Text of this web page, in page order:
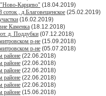
Карцево" (18.04.2019)
, д.Благовещенское (25.02.2019)
(16.02.2019)
Каменка (18.12.2018)
д. Поддубки (07.12.2018)
р-не (15.09.2018)
р-не (05.07.2018)
районе (22.06.2018)
районе (22.06.2018)
районе (22.06.2018)
районе (22.06.2018)
районе (22.06.2018)
районе (15.06.2018)